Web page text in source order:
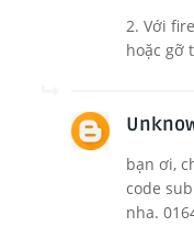
2. Với
hoặc gỡ
bạn ơi,
code
nha.